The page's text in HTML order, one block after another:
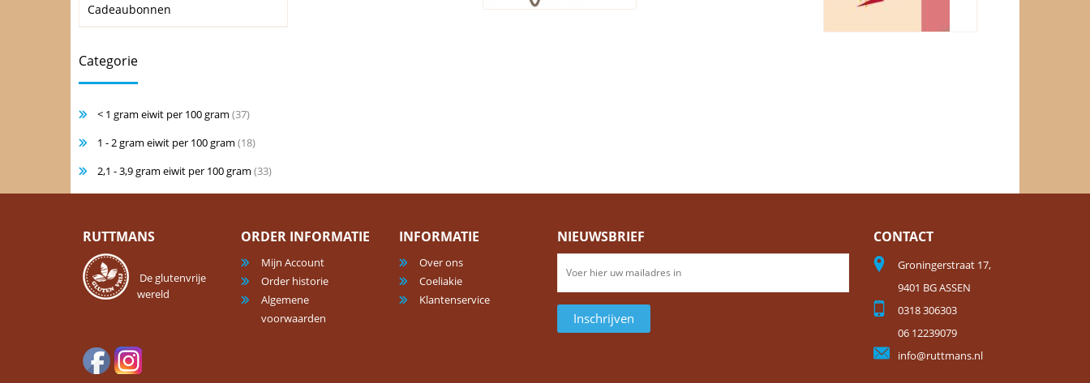
Cadeaubonnen
Categorie
< 1 gram eiwit per 100 gram (37)
1 - 2 gram eiwit per 100 gram (18)
2,1 - 3,9 gram eiwit per 100 gram (33)
RUTTMANS
De glutenvrije
wereld
ORDER INFORMATIE
Mijn Account
Order historie
Algemene
voorwaarden
INFORMATIE
Over ons
Coeliakie
Klantenservice
NIEUWSBRIEF
Inschrijven
CONTACT
Groningerstraat 17,
9401 BG ASSEN
0318 306303
06 12239079
info@ruttmans.nl